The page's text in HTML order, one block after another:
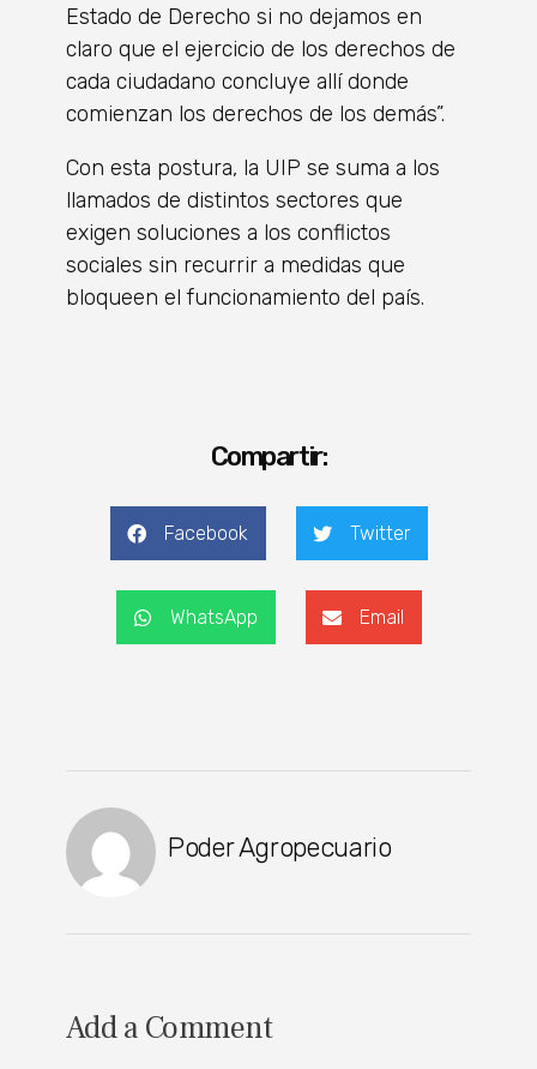
Estado de Derecho si no dejamos en
claro que el ejercicio de los derechos de
cada ciudadano concluye allí donde
comienzan los derechos de los demás”.
Con esta postura, la UIP se suma a los
llamados de distintos sectores que
exigen soluciones a los conflictos
sociales sin recurrir a medidas que
bloqueen el funcionamiento del país.
Compartir:
Facebook Twitter
WhatsApp Email
Poder Agropecuario
Add a Comment